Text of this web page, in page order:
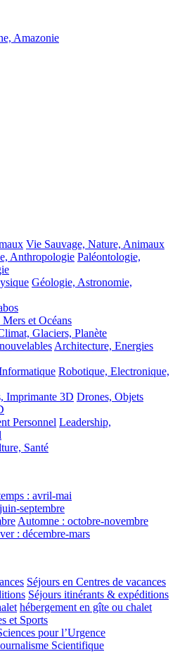
Amazonie
Vie Sauvage, Nature, Animaux
Anthropologie Paléontologie,
Géologie, Astronomie,
Mers et Océans
Glaciers, Planète
Architecture, Energies
Robotique, Electronique,
Imprimante 3D Drones, Objets
Personnel Leadership,
Santé
: avril-mai
septembre
Automne : octobre-novembre
: décembre-mars
Séjours en Centres de vacances
Séjours itinérants & expéditions
hébergement en gîte ou chalet
et Sports
pour l’Urgence
Scientifique